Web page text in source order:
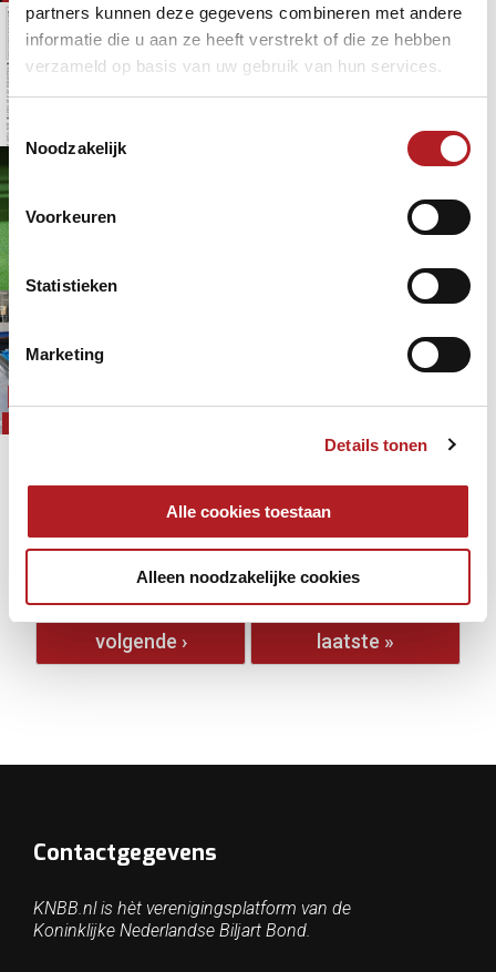
partners kunnen deze gegevens combineren met andere
informatie die u aan ze heeft verstrekt of die ze hebben
verzameld op basis van uw gebruik van hun services.
Toestemmingsselectie
Noodzakelijk
Voorkeuren
Statistieken
Marketing
Details tonen
Alle cookies toestaan
Alleen noodzakelijke cookies
Nieuwe BiljartBallen met KNBB
Themapagina Livestreams
Snooker
leden en KNBB clubs op een rij
2 jaar 10 maandengeleden
… 46 47 48 49 50
54
volgende › laatste »
Contactgegevens
KNBB.nl is hèt verenigingsplatform van de
Koninklijke Nederlandse Biljart Bond.